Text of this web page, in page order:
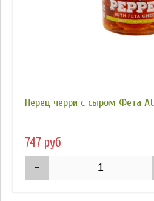
Перец черри с сыром Фета
747 руб